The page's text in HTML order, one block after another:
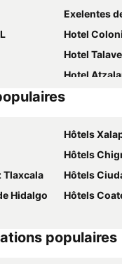
Exelentes departamentos y
Hotel
Hotel
Hotel
Hotel Y
Hotel
Hotel San
Hôtels
Hôtels
Tlaxcala
Hôtels
Hidalgo
Hôtels
populaires